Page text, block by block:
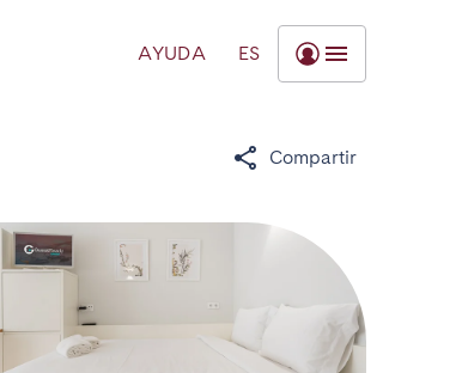
AYUDA ES
Compartir